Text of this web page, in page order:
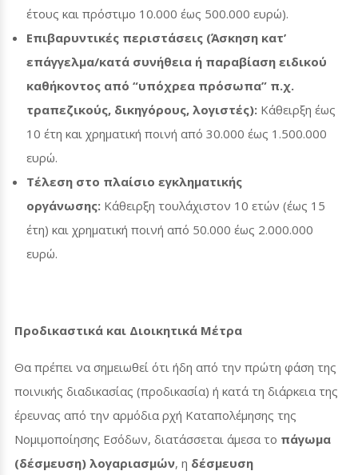
έτους και πρόστιμο 10.000 έως 500.000 ευρώ).
Επιβαρυντικές περιστάσεις (Άσκηση κατ’
επάγγελμα/κατά συνήθεια ή παραβίαση ειδικού
καθήκοντος από “υπόχρεα πρόσωπα” π.χ.
τραπεζικούς, δικηγόρους, λογιστές): Κάθειρξη έως
10 έτη και χρηματική ποινή από 30.000 έως 1.500.000
ευρώ.
Τέλεση στο πλαίσιο εγκληματικής
οργάνωσης: Κάθειρξη τουλάχιστον 10 ετών (έως 15
έτη) και χρηματική ποινή από 50.000 έως 2.000.000
ευρώ.
Προδικαστικά και Διοικητικά Μέτρα
Θα πρέπει να σημειωθεί ότι ήδη από την πρώτη φάση της
ποινικής διαδικασίας (προδικασία) ή κατά τη διάρκεια της
έρευνας από την αρμόδια ρχή Καταπολέμησης της
Νομιμοποίησης Εσόδων, διατάσσεται άμεσα το πάγωμα
(δέσμευση) λογαριασμών, η δέσμευση